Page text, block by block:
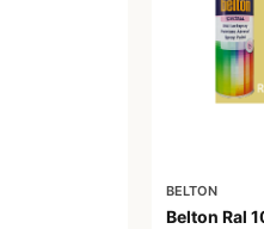
BELTON
Belton Ral